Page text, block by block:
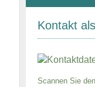
Kontakt
Scannen Sie